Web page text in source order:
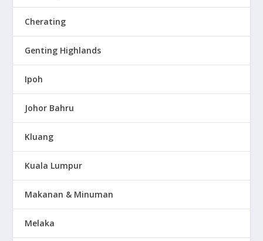
Cherating
Genting Highlands
Ipoh
Johor Bahru
Kluang
Kuala Lumpur
Makanan & Minuman
Melaka